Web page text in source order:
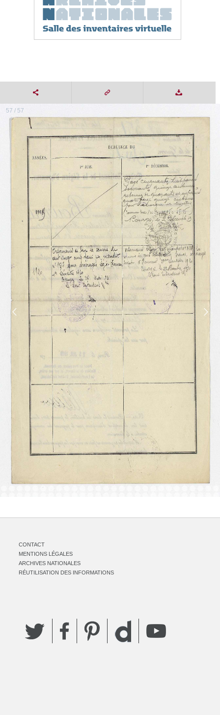
57 / 57
CONTACT
MENTIONS LÉGALES
ARCHIVES NATIONALES
RÉUTILISATION DES INFORMATIONS